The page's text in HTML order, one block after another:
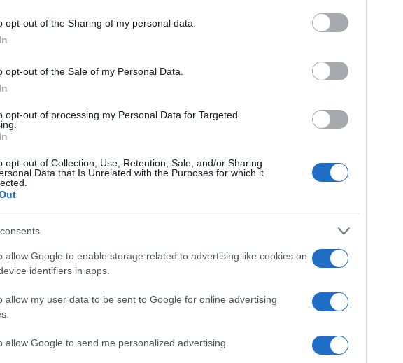
opt-out of the Sharing of my personal data.
opt-out of the Sale of my Personal Data.
opt-out of processing my Personal Data for Targeted
opt-out of Collection, Use, Retention, Sale, and/or Sharing
Data that Is Unrelated with the Purposes for which it
allow Google to enable storage related to advertising like cookies on
identifiers in apps.
allow my user data to be sent to Google for online advertising
allow Google to send me personalized advertising.
i tuoi video e le tue foto
+39 345 356 7512
di GalluraOggi.it
news daGoogle News
Martina
I nostri cari
I nostri cari